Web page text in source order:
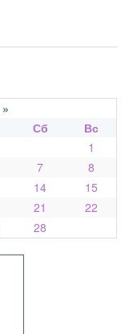
»
Сб
Вс
1
7
8
14
15
21
22
28